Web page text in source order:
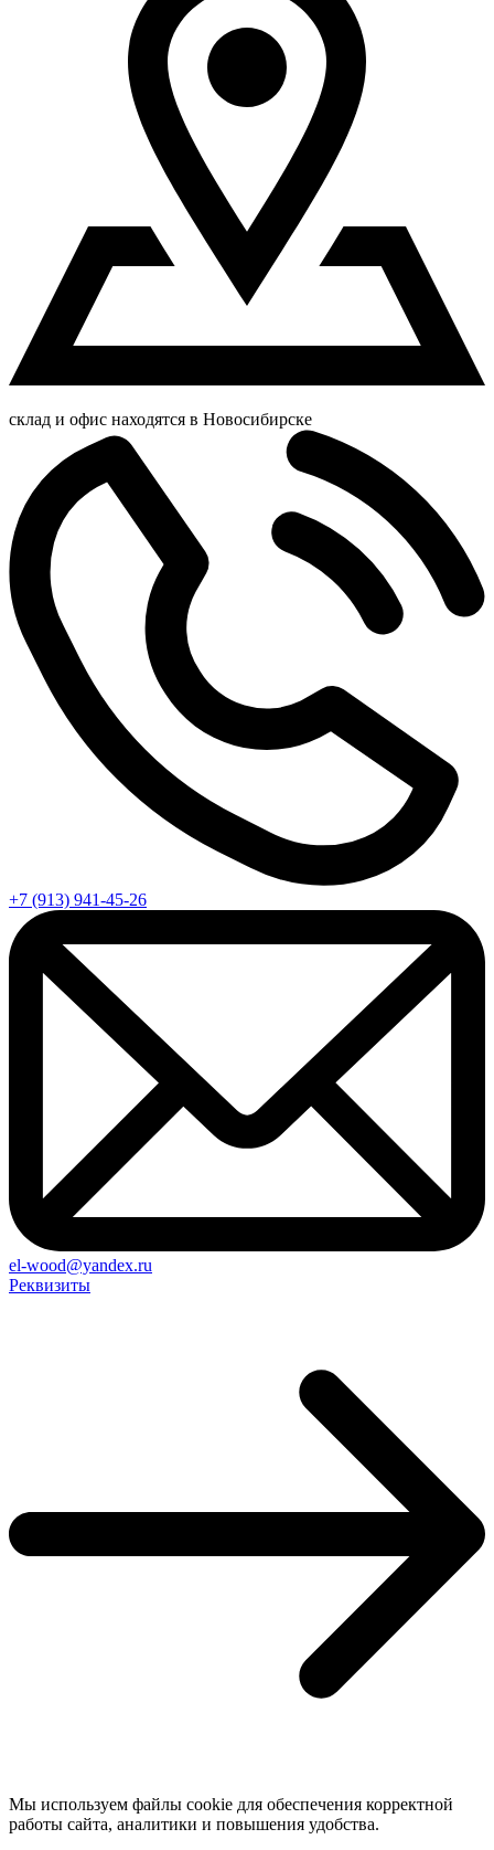
склад и офис находятся в Новосибирске
+7 (913) 941-45-26
el-wood@yandex.ru
Реквизиты
Мы используем файлы cookie для обеспечения корректной
работы сайта, аналитики и повышения удобства.